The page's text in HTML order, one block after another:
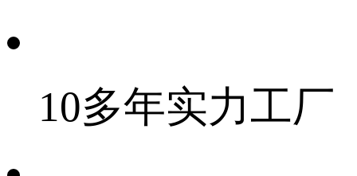
10多年实力工厂